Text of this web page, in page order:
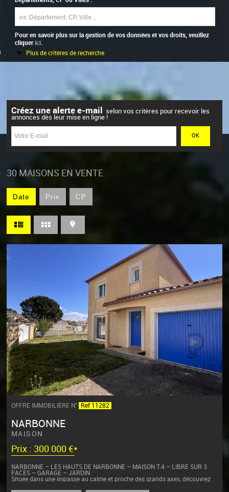
Pour en savoir plus sur la gestion de vos données et vos droits, veuillez
cliquerici.
Plus de critères de recherche
0
Créez une alerte e-mail selon vos critères pour recevoir les
annonces dès leur mise en ligne !
30 MAISONS EN VENTE
Date Prix CP
OFFRE IMMOBILIÈRE N° Ref 11282
NARBONNE
MAISON
Prix : 300 000 €*
NARBONNE – LES HAUTS DE NARBONNE – MAISON T.4 – LIBRE SUR 3
FACES – GARAGE – JARDIN
Située dans une impasse au calme et proche des grands axes, découvrez